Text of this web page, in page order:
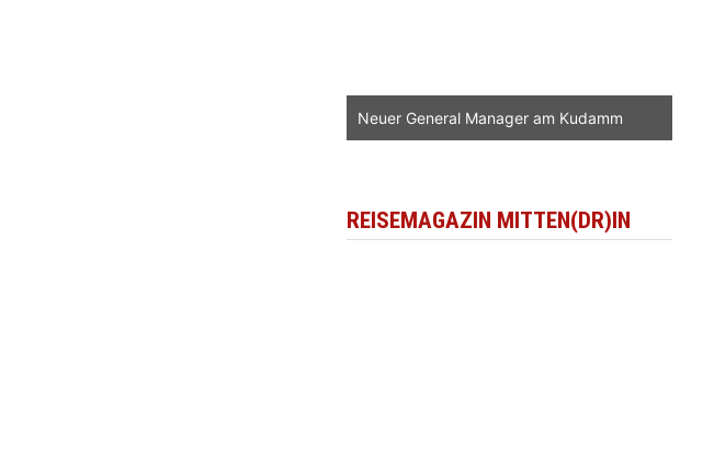
Neuer General Manager am Kudamm
REISEMAGAZIN MITTEN(DR)IN